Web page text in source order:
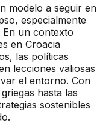
modelo a seguir en
especialmente
un contexto
en Croacia
las políticas
lecciones valiosas
el entorno. Con
hasta las
sostenibles